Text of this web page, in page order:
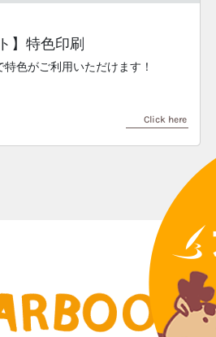
】特色印刷
色がご利用いただけます！
Click here